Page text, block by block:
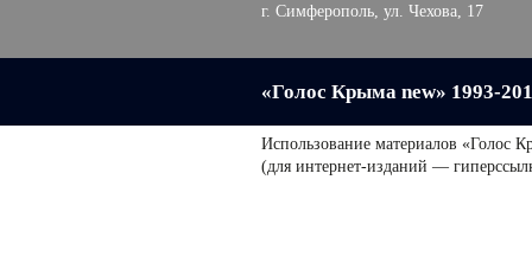
г. Симферополь, ул. Чехова, 17
«Голос Крыма new» 1993-
Использование материалов «Голос
(для интернет-изданий —